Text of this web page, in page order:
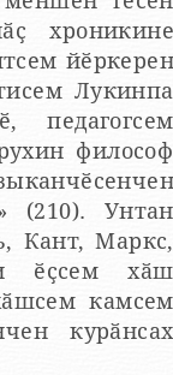
хроникине
йӗркерен
Лукинпа
педагогсем
философ
(210). Унтан
Кант, Маркс,
ӗҫсем хӑш
камсем
курӑнсах